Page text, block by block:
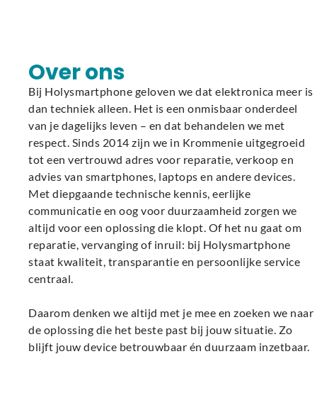
Over ons
Bij Holysmartphone geloven we dat elektronica meer is
dan techniek alleen. Het is een onmisbaar onderdeel
van je dagelijks leven – en dat behandelen we met
respect. Sinds 2014 zijn we in Krommenie uitgegroeid
tot een vertrouwd adres voor reparatie, verkoop en
advies van smartphones, laptops en andere devices.
Met diepgaande technische kennis, eerlijke
communicatie en oog voor duurzaamheid zorgen we
altijd voor een oplossing die klopt. Of het nu gaat om
reparatie, vervanging of inruil: bij Holysmartphone
staat kwaliteit, transparantie en persoonlijke service
centraal.
Daarom denken we altijd met je mee en zoeken we naar
de oplossing die het beste past bij jouw situatie. Zo
blijft jouw device betrouwbaar én duurzaam inzetbaar.